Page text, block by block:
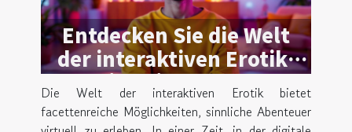
Entdecken Sie die Welt
der interaktiven Erotik:
Ein Leitfaden zu
virtuellen Abenteuern
Die Welt der interaktiven Erotik bietet
facettenreiche Möglichkeiten, sinnliche Abenteuer